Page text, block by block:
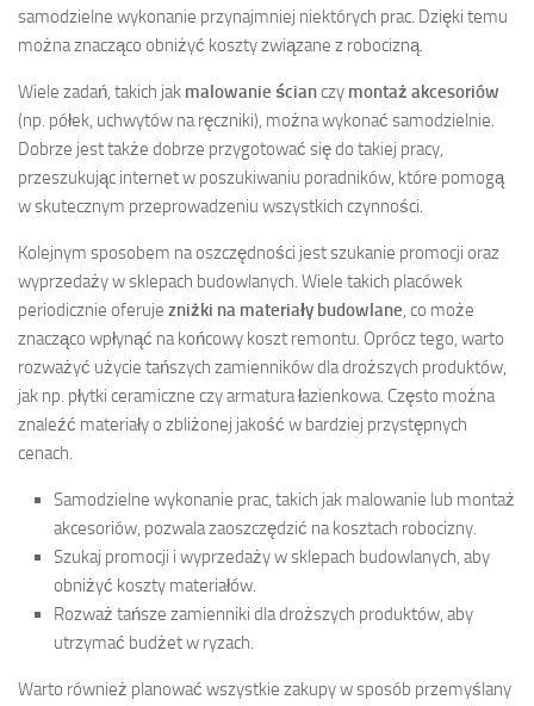
samodzielne wykonanie przynajmniej niektórych prac. Dzięki temu
można znacząco obniżyć koszty związane z robocizną.
Wiele zadań, takich jak malowanie ścianczy montaż akcesoriów
(np. półek, uchwytów na ręczniki), można wykonać samodzielnie.
Dobrze jest także dobrze przygotować się do takiej pracy,
przeszukując internet w poszukiwaniu poradników, które pomogą
w skutecznym przeprowadzeniu wszystkich czynności.
Kolejnym sposobem na oszczędności jest szukanie promocji oraz
wyprzedaży w sklepach budowlanych. Wiele takich placówek
periodicznie oferuje zniżki na materiały budowlane, co może
znacząco wpłynąć na końcowy koszt remontu. Oprócz tego, warto
rozważyć użycie tańszych zamienników dla droższych produktów,
jak np. płytki ceramiczne czy armatura łazienkowa. Często można
znaleźć materiały o zbliżonej jakość w bardziej przystępnych
cenach.
Samodzielne wykonanie prac, takich jak malowanie lub montaż
akcesoriów, pozwala zaoszczędzić na kosztach robocizny.
Szukaj promocji i wyprzedaży w sklepach budowlanych, aby
obniżyć koszty materiałów.
Rozważ tańsze zamienniki dla droższych produktów, aby
utrzymać budżet w ryzach.
Warto również planować wszystkie zakupy w sposób przemyślany